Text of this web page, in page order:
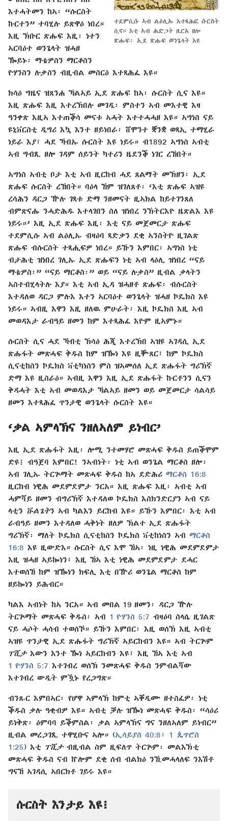
ተደምሲሱ ኣብ ልዕሊኡ እተጻሕፎ ሱርስት
ሲና። እቲ ኣብ ሕድጋት ዚርአ ዘሎ
ጽሑፍ፡ ኢደ ጽሑፍ ወንጌላት እዩ
እተሓትመን ከኣ፡ “ሱርስት
ኩርተን” ተባሂሉ ይጽዋዕ ነበረ።
እዚ ኽቡር ጽሑፍ እዚ፡ ነተን
ኣርባዕተ ወንጌላት ዝሓዘ
ዀይኑ፡ ማቴዎስን ማርቆስን
ዮሃንስን ሉቃስን ብዚብል መስርዕ እተጻሕፈ እዩ።
ክሳዕ ግዜና ዝጸንሐ ኻልኣይ ኢደ ጽሑፍ ከኣ፡ ሱርስት ሲና እዩ።
እዚ ጽሑፍ እዚ እተረኽበሉ መገዲ፡ ምስተን ኣብ መእተዊ እዛ
ዓንቀጽ እዚኣ እተጠቕሳ መናቱ ኣሓት እተተሓሓዘ እዩ። ኣግነስ ናይ
ዩኒቨርስቲ ዲግሪ እኳ እንተ ዘይነበራ፡ ሸሞንተ ቛንቋ ወጻኢ ተማሂራ
ነይራ እያ፣ ሓደ ኻብኡ ሱርስት እዩ ነይሩ። ብ1892 ኣግነስ ኣብቲ
ኣብ ግብጺ ዘሎ ገዳም ሰይንት ካተሪን ዜደንቕ ነገር ረኸበት።
ኣግነስ ኣብቲ ቦታ እቲ ኣብ ዚርከብ ሓደ ጸልማት መኽዘን፡ ኢደ
ጽሑፍ ሱርስት ረኸበት። ባዕላ ኸም ዝገለጸቶ፡ ‘እቲ ጽሑፍ ኣዝዩ
ረሳሕን ዳርጋ ዅሉ ገጻቱ ድማ ንዘመናት ዚኣክል ከይተገንጸለ
ብምጽናሑ ንሓድሕዱ እተላገበን ስለ ዝነበረ ንኽትርእዮ ዜጽልእ እዩ
ነይሩ።’ እዚ ኢደ ጽሑፍ እዚ፡ እቲ ናይ መጀመርታ ጽሑፍ
ተደምሲሱ ኣብ ልዕሊኡ ብዛዕባ ጻድቃን ደቂ ኣንስትዮ ዚገልጽ
ጽሑፍ ብሱርስት ተጻሒፍዎ ነበረ። ይኹን እምበር፡ ኣግነስ ነቲ
ብታሕቲ ዝነበረ ገሊኡ ኢደ ጽሑፍን ነቲ ኣብ ላዕሊ ዝነበረ “ናይ
ማቴዎስ፡” “ናይ ማርቆስ፡” ወይ “ናይ ሉቃስ” ዚብል ቃላትን
ኣስተብሂላትሉ እያ። እቲ ኣብ ኢዳ ዝሓዘቶ ጽሑፍ፡ ብሱርስት
እተዳለወ ዳርጋ ምሉእ እተን ኣርባዕተ ወንጌላት ዝሓዘ ኮዴክስ እዩ
ነይሩ። ኣብዚ እዋን እዚ ዘለዉ ምሁራት፡ እዚ ኮዴክስ እዚ ኣብ
መወዳእታ ራብዓይ ዘመን ከም እተጻሕፈ እዮም ዚኣምኑ።
ሱርስት ሲና ሓደ ኻብቲ ኽሳዕ ሕጂ እተረኽበ ኣዝዩ ኣገዳሲ ኢደ
ጽሑፋት መጽሓፍ ቅዱስ ከም ዝዀነ እዩ ዚቝጸር፣ ከም ኮዴክስ
ሲናቲከስን ኮዴክስ ቫቲካነስን ምስ ዝኣመሰለ ኢደ ጽሑፋት ግሪኽኛ
ድማ እዩ ዚስራዕ። ኣብዚ እዋን እዚ ኢደ ጽሑፋት ኩርቶንን ሲናን
ቅዳሓት እቲ ኣብ መወዳእታ ኻልኣይ ዘመን ወይ መጀመርታ ሳልሳይ
ዘመን እተጻሕፈ ጥንታዊ ወንጌላት ሱርስት እዩ።
‘ቃል ኣምላኽና ንዘለኣለም ይነብር’
እዚ ኢደ ጽሑፋት እዚ፡ ሎሚ ንተመሃሮ መጽሓፍ ቅዱስ ይጠቕሞም
ድዩ፧ ብዓጀባ እምበር! ንኣብነት፡ ነቲ ኣብ ወንጌል ማርቆስ ዘሎ፡
ኣብ ገሊኡ ትርጕማት መጽሓፍ ቅዱስ ከኣ ደድሕሪ ማርቆስ 16:8
ዚርከብ ነዊሕ መደምደምታ ንርአ። እዚ ጽሑፍ እዚ፡ ኣብቲ ኣብ
ሓምሻይ ዘመን ብግሪኽኛ እተዳለወ ኮዴክስ እስክንድርያን ኣብ ናይ
ላቲን ቩልጌትን ኣብ ካልእን ይርከብ እዩ። ይኹን እምበር፡ እቲ ኣብ
ራብዓይ ዘመን እተዳለወ ሓቅነት ዘለዎ ኽልተ ኢደ ጽሑፋት
ግሪኽኛ፡ ማለት ኮዴክስ ሲናቲከስን ኮዴክስ ቫቲከነስን ኣብ ማርቆስ
16:8 እዩ ዚውድእ። ሱርስት ሲና እሞ ኸኣ፡ ነዚ ነዊሕ መደምደምታ
እዚ ዝሓዘ ኣይኰነን፣ እዚ ኸኣ እቲ ነዊሕ መደምደምታ ደሓር
እተወሰኸ ከም ዝዀነን ክፍሊ እቲ በዅሪ ወንጌል ማርቆስ ከም
ዘይኰነን ይሕብር።
ካልእ ኣብነት ከኣ ንርአ። ኣብ መበል 19 ዘመን፡ ዳርጋ ዅሉ
ትርጕማት መጽሓፍ ቅዱስ፡ ኣብ 1 ዮሃንስ 5:7 ብዛዕባ ስላሴ ዚገልጽ
ናይ ሓሶት ሓሳብ ተወሰኾ። ይኹን እምበር፡ እዚ ወሰኽ እዚ ኣብቲ
ኣዝዩ ጥንታዊ ኢደ ጽሑፋት ግሪኽኛ ኣይርከብን እዩ። ኣብ ትርጕም
ፐሺታ እውን እንተ ዀነ ኣይርከብን እዩ፣ እዚ ኸኣ እቲ ኣብ
1 ዮሃንስ 5:7 እተገብረ ወሰኽ ንመጽሓፍ ቅዱስ ንምብልሻው
እተገብረ ውዲት ምዃኑ የረጋግጽ።
ብንጹር እምበኣር፡ የሆዋ ኣምላኽ ከምቲ ኣቐዲሙ ዘተስፈዎ፡ ነቲ
ቕዱስ ቃሉ ዓቂብዎ እዩ። ኣብቲ ቓሉ ዝዀነ መጽሓፍ ቅዱስ፡ “ሳዕሪ
ይነቅጽ፡ ዕምባባ ይቕምስል፡ ቃል ኣምላኽና ግና ንዘለኣለም ይነብር”
ዚብል መረጋገጺ ተዋሂቡና ኣሎ። (ኢሳይያስ 40:8፣
1 ጴጥሮስ
1:25) እቲ ፐሺታ ብዚብል ስም ዚፍለጥ ትርጕም፡ መልእኽቲ
መጽሓፍ ቅዱስ ናብ ኵሎም ደቂ ሰብ ብልክዕ ንኺመሓላለፍ ንእሽቶ
ግናኸ ኣገዳሲ ኣበርክቶ ገይሩ እዩ።
ሱርስት እንታይ እዩ፧